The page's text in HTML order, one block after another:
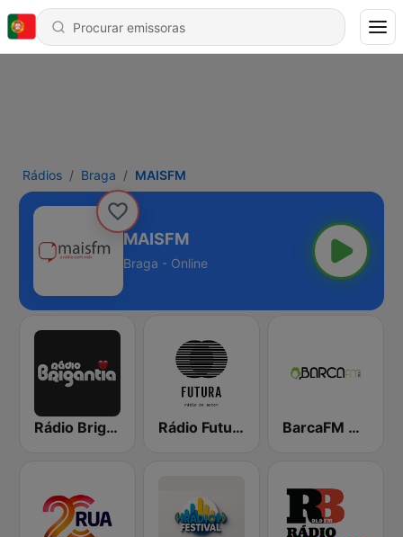
Rádios Braga MAISFM
MAISFM
Braga - Online
Rádio Brigantia Rádio Futura BarcaFM Rádio